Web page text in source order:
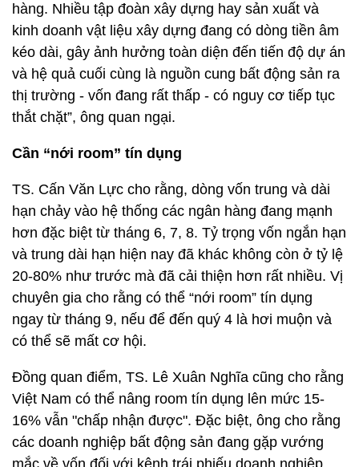
hàng. Nhiều tập đoàn xây dựng hay sản xuất và
kinh doanh vật liệu xây dựng đang có dòng tiền âm
kéo dài, gây ảnh hưởng toàn diện đến tiến độ dự án
và hệ quả cuối cùng là nguồn cung bất động sản ra
thị trường - vốn đang rất thấp - có nguy cơ tiếp tục
thắt chặt”, ông quan ngại.
Cần “nới room” tín dụng
TS. Cấn Văn Lực cho rằng, dòng vốn trung và dài
hạn chảy vào hệ thống các ngân hàng đang mạnh
hơn đặc biệt từ tháng 6, 7, 8. Tỷ trọng vốn ngắn hạn
và trung dài hạn hiện nay đã khác không còn ở tỷ lệ
20-80% như trước mà đã cải thiện hơn rất nhiều. Vị
chuyên gia cho rằng có thể “nới room” tín dụng
ngay từ tháng 9, nếu để đến quý 4 là hơi muộn và
có thể sẽ mất cơ hội.
Đồng quan điểm, TS. Lê Xuân Nghĩa cũng cho rằng
Việt Nam có thể nâng room tín dụng lên mức 15-
16% vẫn "chấp nhận được". Đặc biệt, ông cho rằng
các doanh nghiệp bất động sản đang gặp vướng